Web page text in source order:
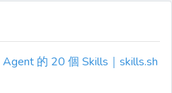
Agent 的 20 個 Skills｜skills.sh